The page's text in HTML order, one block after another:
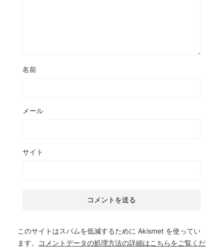
名前
メール
サイト
このサイトはスパムを低減するために Akismet を使ってい
ます。
コメントデータの処理方法の詳細はこちらをご覧くだ